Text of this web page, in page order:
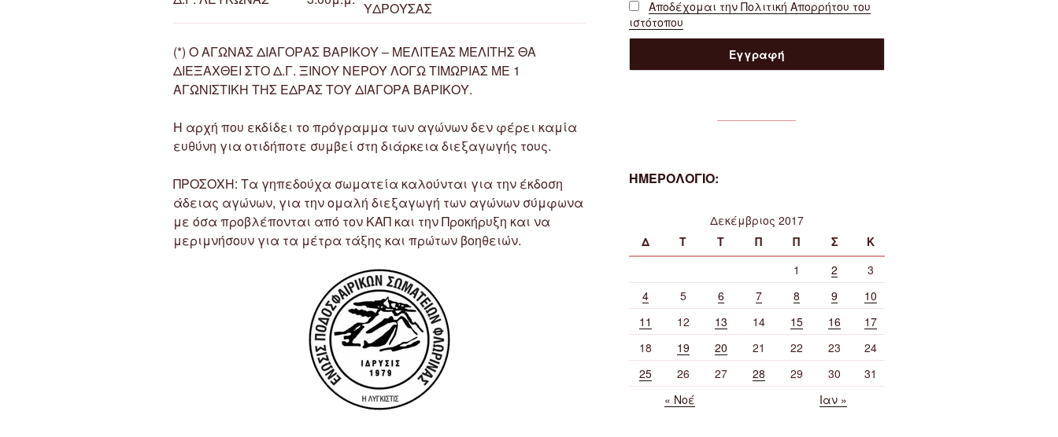
ΥΔΡΟΥΣΑΣ
(*) Ο ΑΓΩΝΑΣ ΔΙΑΓΟΡΑΣ ΒΑΡΙΚΟΥ – ΜΕΛΙΤΕΑΣ ΜΕΛΙΤΗΣ ΘΑ
ΔΙΕΞΑΧΘΕΙ ΣΤΟ Δ.Γ. ΞΙΝΟΥ ΝΕΡΟΥ ΛΟΓΩ ΤΙΜΩΡΙΑΣ ΜΕ 1
ΑΓΩΝΙΣΤΙΚΗ ΤΗΣ ΕΔΡΑΣ ΤΟΥ ΔΙΑΓΟΡΑ ΒΑΡΙΚΟΥ.
Η αρχή που εκδίδει το πρόγραμμα των αγώνων δεν φέρει καμία
ευθύνη για οτιδήποτε συμβεί στη διάρκεια διεξαγωγής τους.
ΠΡΟΣΟΧΗ: Τα γηπεδούχα σωματεία καλούνται για την έκδοση
άδειας αγώνων, για την ομαλή διεξαγωγή των αγώνων σύμφωνα
με όσα προβλέπονται από τον ΚΑΠ και την Προκήρυξη και να
μεριμνήσουν για τα μέτρα τάξης και πρώτων βοηθειών.
Αποδέχομαι την Πολιτική Απορρήτου του
ιστότοπου
ΗΜΕΡΟΛΟΓΙΟ:
Δεκέμβριος 2017
Δ
Τ Τ Π Π Σ
Κ
1
2
3
4
5 6 7 8 9
10
11
12 13 14 15 16
17
18
19 20 21 22 23
24
25
26 27 28 29 30
31
« Νοέ
Ιαν »